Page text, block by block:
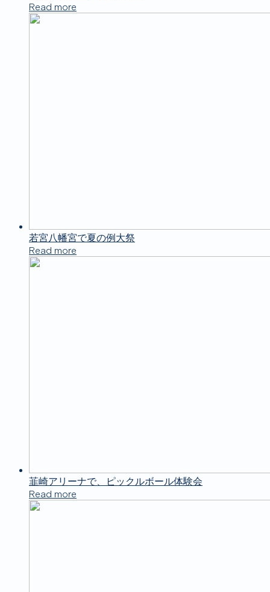
Read more
若宮八幡宮で夏の例大祭
Read more
韮崎アリーナで、ピックルボール体験会
Read more